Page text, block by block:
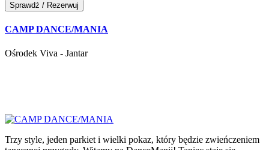
Sprawdź / Rezerwuj
CAMP DANCE/MANIA
Ośrodek Viva - Jantar
Trzy style, jeden parkiet i wielki pokaz, który będzie zwieńczeniem